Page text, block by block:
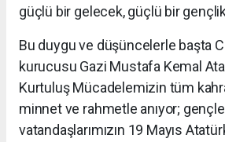
güçlü bir gelecek, güçlü bir
Bu duygu ve düşüncelerle başta
kurucusu Gazi Mustafa Kemal
Kurtuluş Mücadelemizin tüm
minnet ve rahmetle anıyor;
vatandaşlarımızın 19 Mayıs